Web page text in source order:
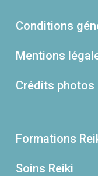
Conditions
Mentions
Crédits photos
Formations
Soins Reiki